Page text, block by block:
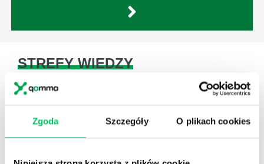
Zgoda Szczegóły O plikach cookies
STREFY WIEDZY
WikiGamma, Delegowanie